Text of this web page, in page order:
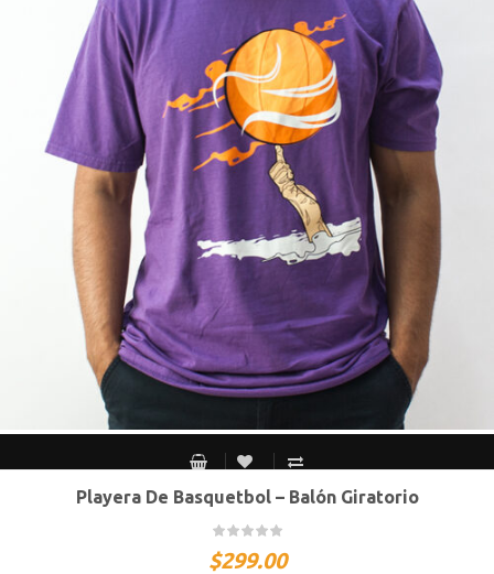
S MEX / XS USA M MEX / S USA G MEX / M USA XG MEX / G USA
Playera De Basquetbol – Balón Giratorio
$299.00